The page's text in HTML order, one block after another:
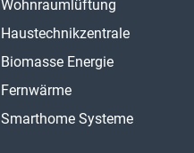
Wohnraumlüftung
Haustechnikzentrale
Biomasse Energie
Fernwärme
Smarthome Systeme